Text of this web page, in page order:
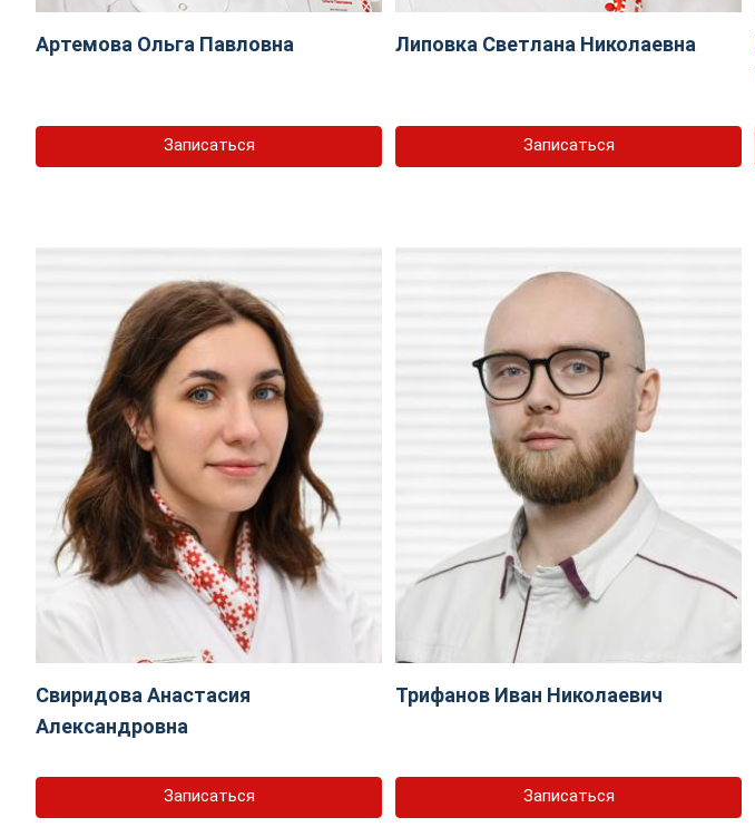
Артемова Ольга Павловна
Записаться
Липовка Светлана Николаевна
Записаться
Свиридова Анастасия
Александровна
Записаться
Трифанов Иван Николаевич
Записаться